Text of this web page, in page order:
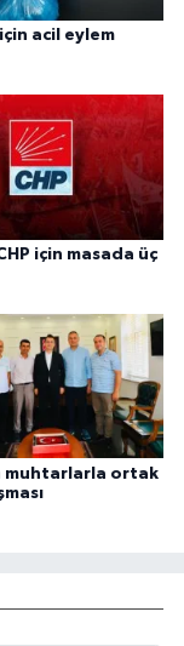
acil eylem
için masada üç
muhtarlarla ortak